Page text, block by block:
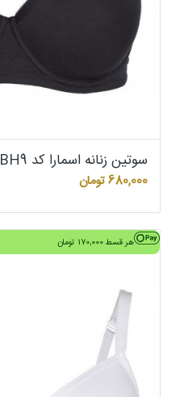
سوتین زنانه اسمارا کد Z-BH9
680,000تومان
هر قسط170,000 تومان